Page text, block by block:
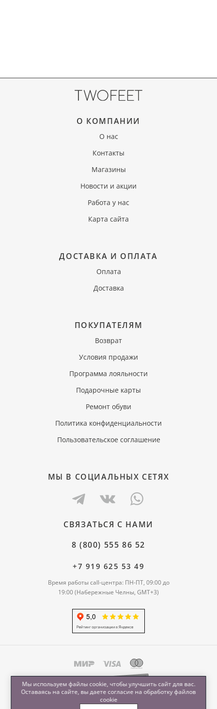
О КОМПАНИИ
О нас
Контакты
Магазины
Новости и акции
Работа у нас
Карта сайта
ДОСТАВКА И ОПЛАТА
Оплата
Доставка
ПОКУПАТЕЛЯМ
Возврат
Условия продажи
Программа лояльности
Подарочные карты
Ремонт обуви
Политика конфиденциальности
Пользовательское соглашение
МЫ В СОЦИАЛЬНЫХ СЕТЯХ
СВЯЗАТЬСЯ С НАМИ
8 (800) 555 86 52
+7 919 625 53 49
Время работы call-центра: ПН-ПТ, 09:00 до
19:00 (Набережные Челны, GMT+3)
Мы используем файлы cookie, чтобы улучшить сайт для вас.
Оставаясь на сайте, вы даете согласие на обработкуфайлов
cookie